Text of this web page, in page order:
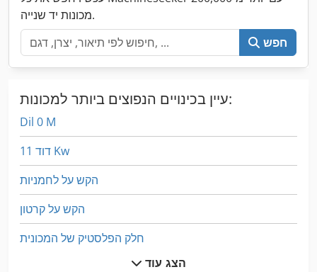
מכונות יד שנייה.
חפש
עיין בכינויים הנפוצים ביותר למכונות:
Dil 0 M
דוד 11 Kw
הקש על לחמניות
הקש על קרטון
חלק הפלסטיק של המכונית
הצג עוד